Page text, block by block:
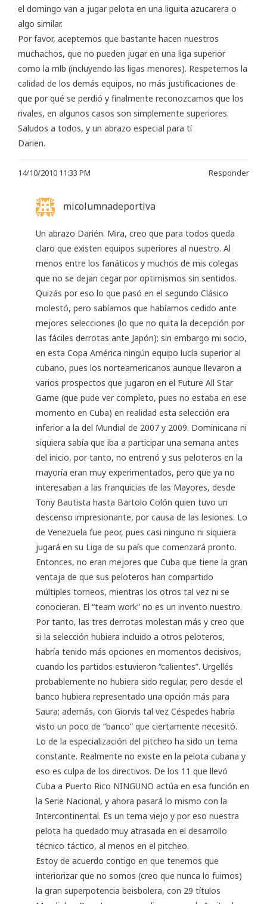
el domingo van a jugar pelota en una liguita azucarera o
algo similar.
Por favor, aceptemos que bastante hacen nuestros
muchachos, que no pueden jugar en una liga superior
como la mlb (incluyendo las ligas menores). Respetemos la
calidad de los demás equipos, no más justificaciones de
que por qué se perdió y finalmente reconozcamos que los
rivales, en algunos casos son simplemente superiores.
Saludos a todos, y un abrazo especial para tí
Darien.
14/10/2010 11:33 PM Responder
micolumnadeportiva
Un abrazo Darién. Mira, creo que para todos queda
claro que existen equipos superiores al nuestro. Al
menos entre los fanáticos y muchos de mis colegas
que no se dejan cegar por optimismos sin sentidos.
Quizás por eso lo que pasó en el segundo Clásico
molestó, pero sabíamos que habíamos cedido ante
mejores selecciones (lo que no quita la decepción por
las fáciles derrotas ante Japón); sin embargo mi socio,
en esta Copa América ningún equipo lucía superior al
cubano, pues los norteamericanos aunque llevaron a
varios prospectos que jugaron en el Future All Star
Game (que pude ver completo, pues no estaba en ese
momento en Cuba) en realidad esta selección era
inferior a la del Mundial de 2007 y 2009. Dominicana ni
siquiera sabía que iba a participar una semana antes
del inicio, por tanto, no entrenó y sus peloteros en la
mayoría eran muy experimentados, pero que ya no
interesaban a las franquicias de las Mayores, desde
Tony Bautista hasta Bartolo Colón quien tuvo un
descenso impresionante, por causa de las lesiones. Lo
de Venezuela fue peor, pues casi ninguno ni siquiera
jugará en su Liga de su país que comenzará pronto.
Entonces, no eran mejores que Cuba que tiene la gran
ventaja de que sus peloteros han compartido
múltiples torneos, mientras los otros tal vez ni se
conocieran. El “team work” no es un invento nuestro.
Por tanto, las tres derrotas molestan más y creo que
si la selección hubiera incluido a otros peloteros,
habría tenido más opciones en momentos decisivos,
cuando los partidos estuvieron “calientes”. Urgellés
probablemente no hubiera sido regular, pero desde el
banco hubiera representado una opción más para
Saura; además, con Giorvis tal vez Céspedes habría
visto un poco de “banco” que ciertamente necesitó.
Lo de la especialización del pitcheo ha sido un tema
constante. Realmente no existe en la pelota cubana y
eso es culpa de los directivos. De los 11 que llevó
Cuba a Puerto Rico NINGUNO actúa en esa función en
la Serie Nacional, y ahora pasará lo mismo con la
Intercontinental. Es un tema viejo y por eso nuestra
pelota ha quedado muy atrasada en el desarrollo
técnico táctico, al menos en el pitcheo.
Estoy de acuerdo contigo en que tenemos que
interiorizar que no somos (creo que nunca lo fuimos)
la gran superpotencia beisbolera, con 29 títulos